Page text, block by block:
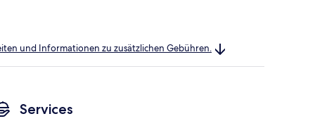
und Informationen zu zusätzlichen Gebühren.
Services